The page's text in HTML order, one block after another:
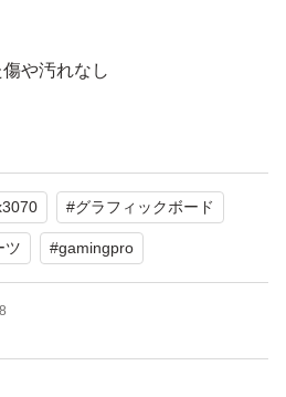
や汚れなし
。
#グラフィックボード
ツ #gamingpro